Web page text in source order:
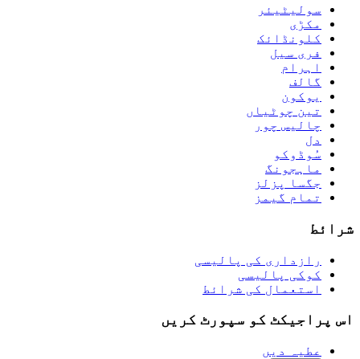
سولیٹیئر
مکڑی
کلونڈائک
فری سیل
اہرام
گالف
يوكون
تین چوٹیاں
چالیس چور
دل
سُوڈوکو
ماہجونگ
جگسا پزلز
تمام گیمز
شرائط
رازداری کی پالیسی
کوکی پالیسی
استعمال کی شرائط
اس پراجیکٹ کو سپورٹ کریں
عطیہ دیں